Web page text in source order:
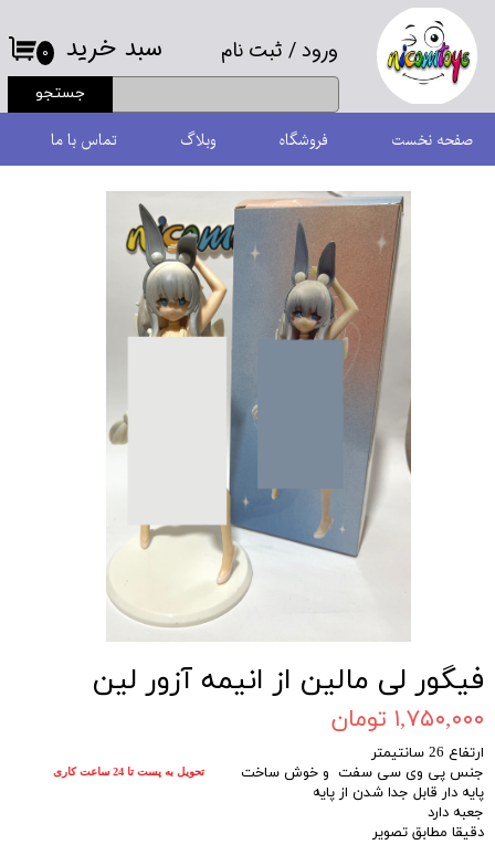
ورود/ ثبت نام
حساب کاربری من
تغییر گذر واژه
سفارشات
خروج از حساب کاربری
جستجو
۰ سبد خرید
صفحه نخست فروشگاه وبلاگ تماس با ما
فیگور لی مالین از انیمه آزور لین
۱,۷۵۰,۰۰۰ تومان
ارتفاع 26 سانتیمتر
جنس پی وی سی سفت و خوش ساخت
پایه دار قابل جدا شدن از پایه
جعبه دارد
دقیقا مطابق تصویر
تحویل به پست تا 24 ساعت کاری